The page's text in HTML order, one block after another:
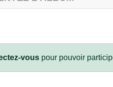
vous pour pouvoir